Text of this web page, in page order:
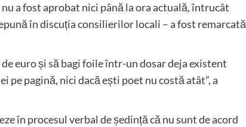
a fost aprobat nici până la ora actuală, întrucât
în discuția consilierilor locali – a fost remarcată
euro și să bagi foile într-un dosar deja existent
pe pagină, nici dacă ești poet nu costă atât”, a
în procesul verbal de ședință că nu sunt de acord